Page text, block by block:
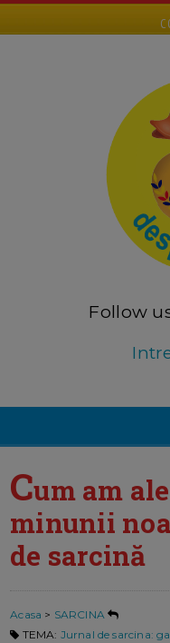
Follow
Cum am
minunii
de sarcină
Acasa > SARCINA
TEMA: Jurnal de sarcina: